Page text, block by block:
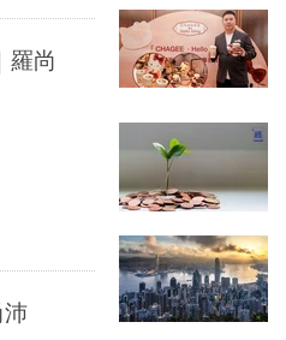
羅尚
沛